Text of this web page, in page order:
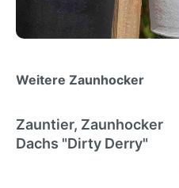
Weitere Zaunhocker
Zauntier, Zaunhocker
Dachs "Dirty Derry"